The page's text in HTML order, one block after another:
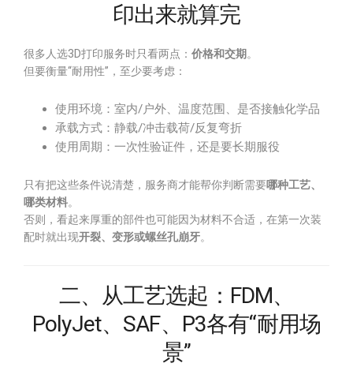
印出来就算完
很多人选3D打印服务时只看两点： 价格和交期 。
但要衡量“耐用性”，至少要考虑：
使用环境：室内/户外、温度范围、是否接触化学品
承载方式：静载/冲击载荷/反复弯折
使用周期：一次性验证件，还是要长期服役
只有把这些条件说清楚，服务商才能帮你判断需要哪种工艺、
哪类材料。
否则，看起来厚重的部件也可能因为材料不合适，在第一次装
配时就出现开裂、变形或螺丝孔崩牙。
二、从工艺选起：FDM、
PolyJet、SAF、P3各有“耐用场
景”